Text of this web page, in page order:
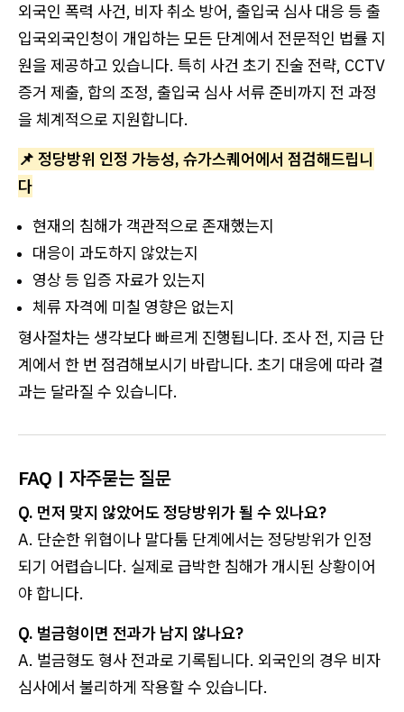
외국인 폭력 사건, 비자 취소 방어, 출입국 심사 대응 등 출
입국외국인청이 개입하는 모든 단계에서 전문적인 법률 지
원을 제공하고 있습니다. 특히 사건 초기 진술 전략, CCTV
증거 제출, 합의 조정, 출입국 심사 서류 준비까지 전 과정
을 체계적으로 지원합니다.
📌 정당방위 인정 가능성, 슈가스퀘어에서 점검해드립니
다
현재의 침해가 객관적으로 존재했는지
대응이 과도하지 않았는지
영상 등 입증 자료가 있는지
체류 자격에 미칠 영향은 없는지
형사절차는 생각보다 빠르게 진행됩니다. 조사 전, 지금 단
계에서 한 번 점검해보시기 바랍니다. 초기 대응에 따라 결
과는 달라질 수 있습니다.
FAQ | 자주묻는 질문
Q. 먼저 맞지 않았어도 정당방위가 될 수 있나요?
A. 단순한 위협이나 말다툼 단계에서는 정당방위가 인정
되기 어렵습니다. 실제로 급박한 침해가 개시된 상황이어
야 합니다.
Q. 벌금형이면 전과가 남지 않나요?
A. 벌금형도 형사 전과로 기록됩니다. 외국인의 경우 비자
심사에서 불리하게 작용할 수 있습니다.